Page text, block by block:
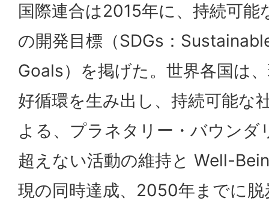
国際連合は2015年に、持続可
の開発目標（SDGs：
Goals）を掲げた。世界各国は
好循環を生み出し、持続可能な
よる、プラネタリー・バウンダ
超えない活動の維持と Well-
現の同時達成、2050年までに